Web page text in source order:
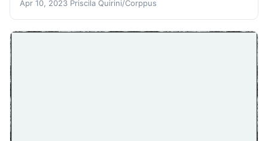
Apr 10, 2023 Priscila Quirini/Corppus